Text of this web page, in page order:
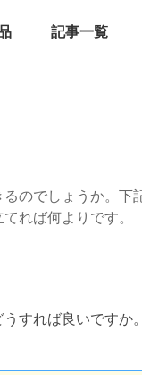
記事一覧
のでしょうか。下
れば何よりです。
すれば良いですか